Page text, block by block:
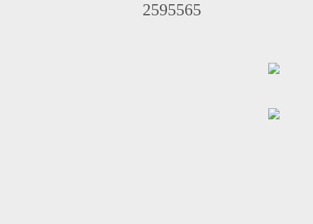
2595565